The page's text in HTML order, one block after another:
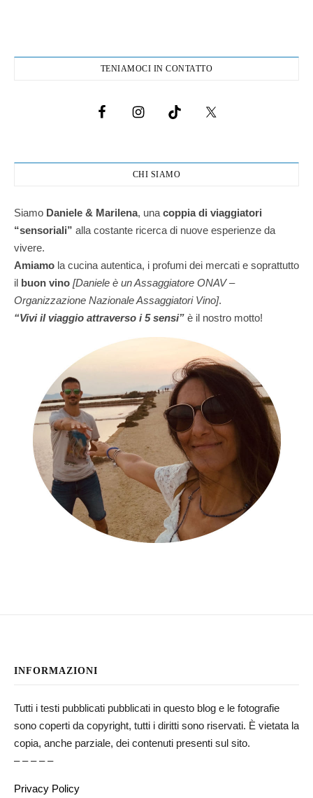
TENIAMOCI IN CONTATTO
CHI SIAMO
Siamo Daniele & Marilena, una coppia di viaggiatori
“sensoriali” alla costante ricerca di nuove esperienze da
vivere.
Amiamo la cucina autentica, i profumi dei mercati e soprattutto
il buon vino [Daniele è un Assaggiatore ONAV –
Organizzazione Nazionale Assaggiatori Vino].
“Vivi il viaggio attraverso i 5 sensi” è il nostro motto!
INFORMAZIONI
Tutti i testi pubblicati pubblicati in questo blog e le fotografie
sono coperti da copyright, tutti i diritti sono riservati. È vietata la
copia, anche parziale, dei contenuti presenti sul sito.
– – – – –
Privacy Policy